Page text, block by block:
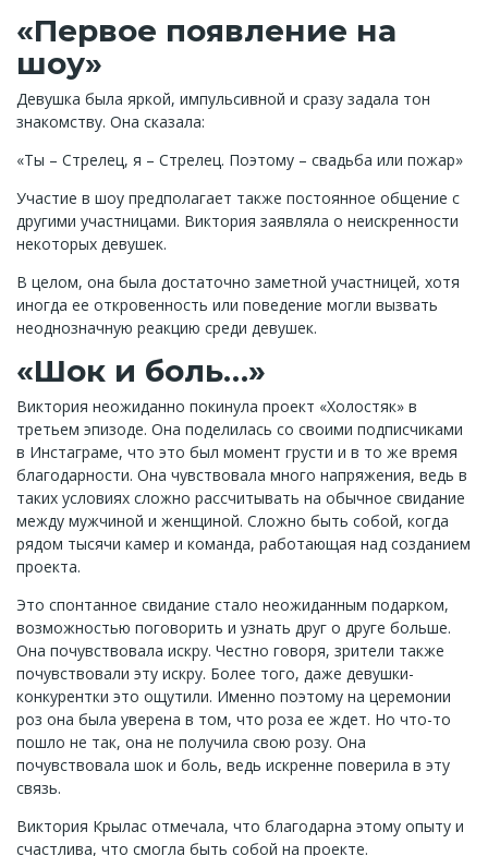
«Первое появление на
шоу»
Девушка была яркой, импульсивной и сразу задала тон
знакомству. Она сказала:
«Ты – Стрелец, я – Стрелец. Поэтому – свадьба или пожар»
Участие в шоу предполагает также постоянное общение с
другими участницами. Виктория заявляла о неискренности
некоторых девушек.
В целом, она была достаточно заметной участницей, хотя
иногда ее откровенность или поведение могли вызвать
неоднозначную реакцию среди девушек.
«Шок и боль…»
Виктория неожиданно покинула проект «Холостяк» в
третьем эпизоде. Она поделилась со своими подписчиками
в Инстаграме, что это был момент грусти и в то же время
благодарности. Она чувствовала много напряжения, ведь в
таких условиях сложно рассчитывать на обычное свидание
между мужчиной и женщиной. Сложно быть собой, когда
рядом тысячи камер и команда, работающая над созданием
проекта.
Это спонтанное свидание стало неожиданным подарком,
возможностью поговорить и узнать друг о друге больше.
Она почувствовала искру. Честно говоря, зрители также
почувствовали эту искру. Более того, даже девушки-
конкурентки это ощутили. Именно поэтому на церемонии
роз она была уверена в том, что роза ее ждет. Но что-то
пошло не так, она не получила свою розу. Она
почувствовала шок и боль, ведь искренне поверила в эту
связь.
Виктория Крылас отмечала, что благодарна этому опыту и
счастлива, что смогла быть собой на проекте.